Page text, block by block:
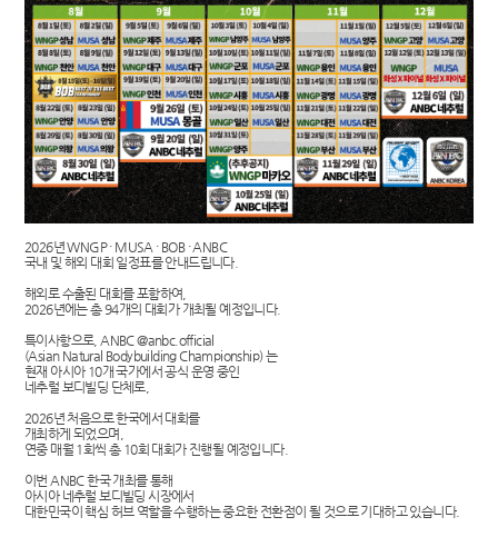
2026년 WNGP · MUSA · BOB · ANBC
국내 및 해외 대회 일정표를 안내드립니다.
해외로 수출된 대회를 포함하여,
2026년에는 총 94개의 대회가 개최될 예정입니다.
특이사항으로, ANBC @anbc.official
(Asian Natural Bodybuilding Championship) 는
현재 아시아 10개 국가에서 공식 운영 중인
네추럴 보디빌딩 단체로,
2026년 처음으로 한국에서 대회를
개최하게 되었으며,
연중 매월 1회씩 총 10회 대회가 진행될 예정입니다.
이번 ANBC 한국 개최를 통해
아시아 네추럴 보디빌딩 시장에서
대한민국이 핵심 허브 역할을 수행하는 중요한 전환점이 될 것으로 기대하고 있습니다.